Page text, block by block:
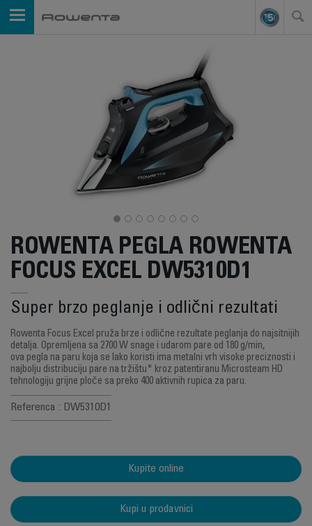
ROWENTA PEGLA ROWENTA
FOCUS EXCEL DW5310D1
Super brzo peglanje i odlični rezultati
Rowenta Focus Excel pruža brze i odlične rezultate peglanja do najsitnijih
detalja. Opremljena sa 2700 W snage i udarom pare od 180 g/min,
ova pegla na paru koja se lako koristi ima metalni vrh visoke preciznosti i
najbolju distribuciju pare na tržištu* kroz patentiranu Microsteam HD
tehnologiju grijne ploče sa preko 400 aktivnih rupica za paru.
Referenca : DW5310D1
Kupite online
Kupi u prodavnici